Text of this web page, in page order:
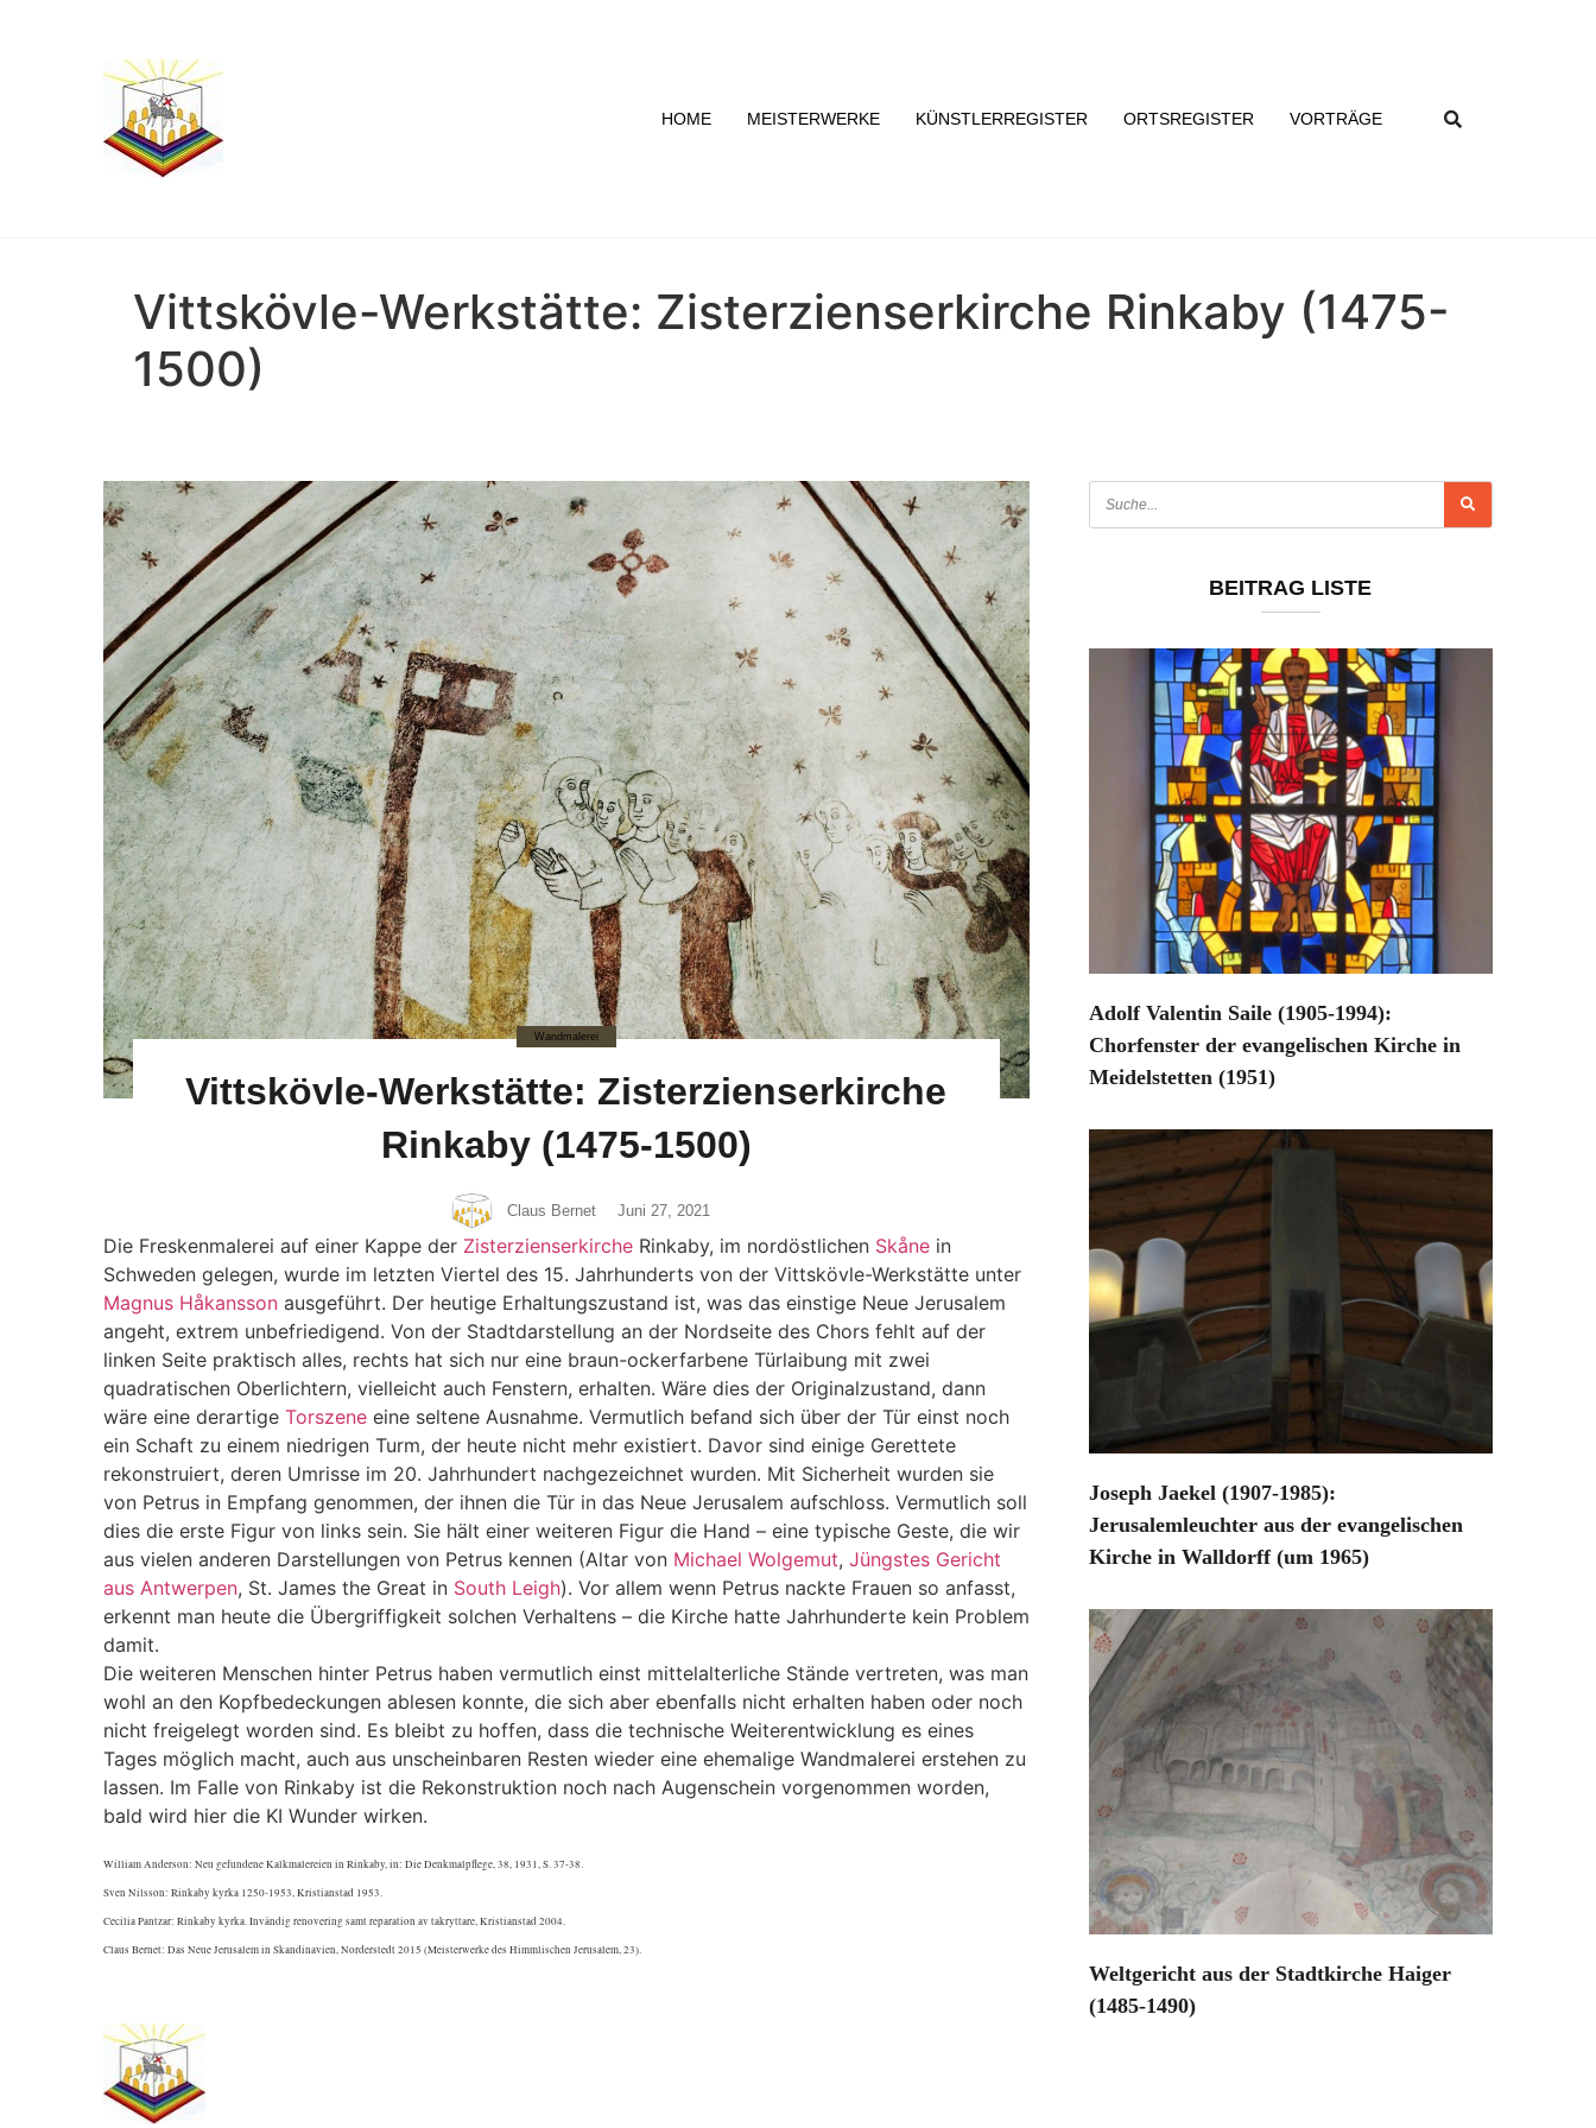
HOME MEISTERWERKE KÜNSTLERREGISTER ORTSREGISTER VORTRÄGE
Vittskövle-Werkstätte: Zisterzienserkirche Rinkaby (1475-
1500)
Wandmalerei
Vittskövle-Werkstätte: Zisterzienserkirche
Rinkaby (1475-1500)
Claus Bernet Juni 27, 2021
Die Freskenmalerei auf einer Kappe der Zisterzienserkirche Rinkaby, im nordöstlichen Skåne in
Schweden gelegen, wurde im letzten Viertel des 15. Jahrhunderts von der Vittskövle-Werkstätte unter
Magnus Håkansson ausgeführt. Der heutige Erhaltungszustand ist, was das einstige Neue Jerusalem
angeht, extrem unbefriedigend. Von der Stadtdarstellung an der Nordseite des Chors fehlt auf der
linken Seite praktisch alles, rechts hat sich nur eine braun-ockerfarbene Türlaibung mit zwei
quadratischen Oberlichtern, vielleicht auch Fenstern, erhalten. Wäre dies der Originalzustand, dann
wäre eine derartige Torszene eine seltene Ausnahme. Vermutlich befand sich über der Tür einst noch
ein Schaft zu einem niedrigen Turm, der heute nicht mehr existiert. Davor sind einige Gerettete
rekonstruiert, deren Umrisse im 20. Jahrhundert nachgezeichnet wurden. Mit Sicherheit wurden sie
von Petrus in Empfang genommen, der ihnen die Tür in das Neue Jerusalem aufschloss. Vermutlich soll
dies die erste Figur von links sein. Sie hält einer weiteren Figur die Hand – eine typische Geste, die wir
aus vielen anderen Darstellungen von Petrus kennen (Altar von Michael Wolgemut, Jüngstes Gericht
aus Antwerpen, St. James the Great in South Leigh). Vor allem wenn Petrus nackte Frauen so anfasst,
erkennt man heute die Übergriffigkeit solchen Verhaltens – die Kirche hatte Jahrhunderte kein Problem
damit.
Die weiteren Menschen hinter Petrus haben vermutlich einst mittelalterliche Stände vertreten, was man
wohl an den Kopfbedeckungen ablesen konnte, die sich aber ebenfalls nicht erhalten haben oder noch
nicht freigelegt worden sind. Es bleibt zu hoffen, dass die technische Weiterentwicklung es eines
Tages möglich macht, auch aus unscheinbaren Resten wieder eine ehemalige Wandmalerei erstehen zu
lassen. Im Falle von Rinkaby ist die Rekonstruktion noch nach Augenschein vorgenommen worden,
bald wird hier die KI Wunder wirken.
William Anderson: Neu gefundene Kalkmalereien in Rinkaby, in: Die Denkmalpflege, 38, 1931, S. 37-38.
Sven Nilsson: Rinkaby kyrka 1250-1953, Kristianstad 1953.
Cecilia Pantzar: Rinkaby kyrka. Invändig renovering samt reparation av takryttare, Kristianstad 2004.
Claus Bernet: Das Neue Jerusalem in Skandinavien, Norderstedt 2015 (Meisterwerke des Himmlischen Jerusalem, 23).
BEITRAG LISTE
Adolf Valentin Saile (1905-1994):
Chorfenster der evangelischen Kirche in
Meidelstetten (1951)
Joseph Jaekel (1907-1985):
Jerusalemleuchter aus der evangelischen
Kirche in Walldorff (um 1965)
Weltgericht aus der Stadtkirche Haiger
(1485-1490)